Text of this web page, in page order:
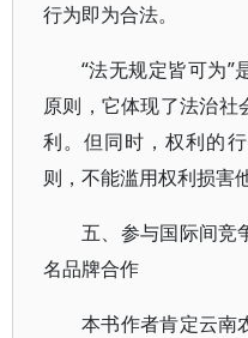
行为即为合法。
“法无规定皆可为”
原则，它体现了法治社
利。但同时，权利的
则，不能滥用权利损害
五、参与国际间竞
名品牌合作
本书作者肯定云南